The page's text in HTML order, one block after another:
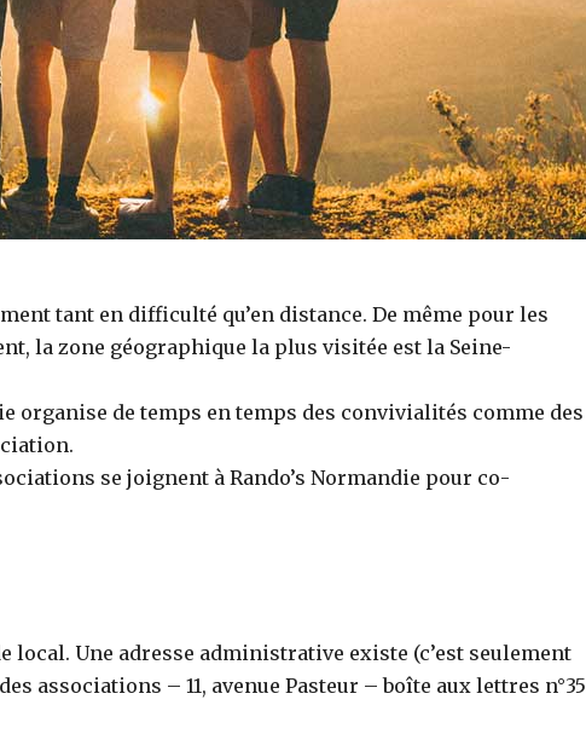
tant en difficulté qu’en distance. De même pour les
la zone géographique la plus visitée est la Seine-
organise de temps en temps des convivialités comme des
se joignent à Rando’s Normandie pour co-
local. Une adresse administrative existe (c’est seulement
associations – 11, avenue Pasteur – boîte aux lettres n°35